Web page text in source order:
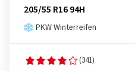
205/55 R16 94H
PKW Winterreifen
(341)